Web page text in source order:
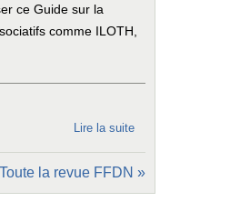
ce Guide sur la
comme ILOTH,
Lire la suite
neutralité
du Net :
la clef du
Toute la revue FFDN »